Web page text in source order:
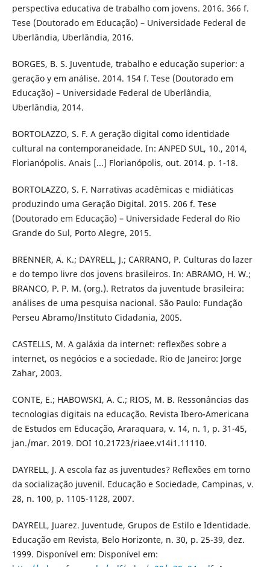
perspectiva educativa de trabalho com jovens. 2016. 366 f.
Tese (Doutorado em Educação) – Universidade Federal de
Uberlândia, Uberlândia, 2016.
BORGES, B. S. Juventude, trabalho e educação superior: a
geração y em análise. 2014. 154 f. Tese (Doutorado em
Educação) – Universidade Federal de Uberlândia,
Uberlândia, 2014.
BORTOLAZZO, S. F. A geração digital como identidade
cultural na contemporaneidade. In: ANPED SUL, 10., 2014,
Florianópolis. Anais [...] Florianópolis, out. 2014. p. 1-18.
BORTOLAZZO, S. F. Narrativas acadêmicas e midiáticas
produzindo uma Geração Digital. 2015. 206 f. Tese
(Doutorado em Educação) – Universidade Federal do Rio
Grande do Sul, Porto Alegre, 2015.
BRENNER, A. K.; DAYRELL, J.; CARRANO, P. Culturas do lazer
e do tempo livre dos jovens brasileiros. In: ABRAMO, H. W.;
BRANCO, P. P. M. (org.). Retratos da juventude brasileira:
análises de uma pesquisa nacional. São Paulo: Fundação
Perseu Abramo/Instituto Cidadania, 2005.
CASTELLS, M. A galáxia da internet: reflexões sobre a
internet, os negócios e a sociedade. Rio de Janeiro: Jorge
Zahar, 2003.
CONTE, E.; HABOWSKI, A. C.; RIOS, M. B. Ressonâncias das
tecnologias digitais na educação. Revista Ibero-Americana
de Estudos em Educação, Araraquara, v. 14, n. 1, p. 31-45,
jan./mar. 2019. DOI 10.21723/riaee.v14i1.11110.
DAYRELL, J. A escola faz as juventudes? Reflexões em torno
da socialização juvenil. Educação e Sociedade, Campinas, v.
28, n. 100, p. 1105-1128, 2007.
DAYRELL, Juarez. Juventude, Grupos de Estilo e Identidade.
Educação em Revista, Belo Horizonte, n. 30, p. 25-39, dez.
1999. Disponível em: Disponível em: